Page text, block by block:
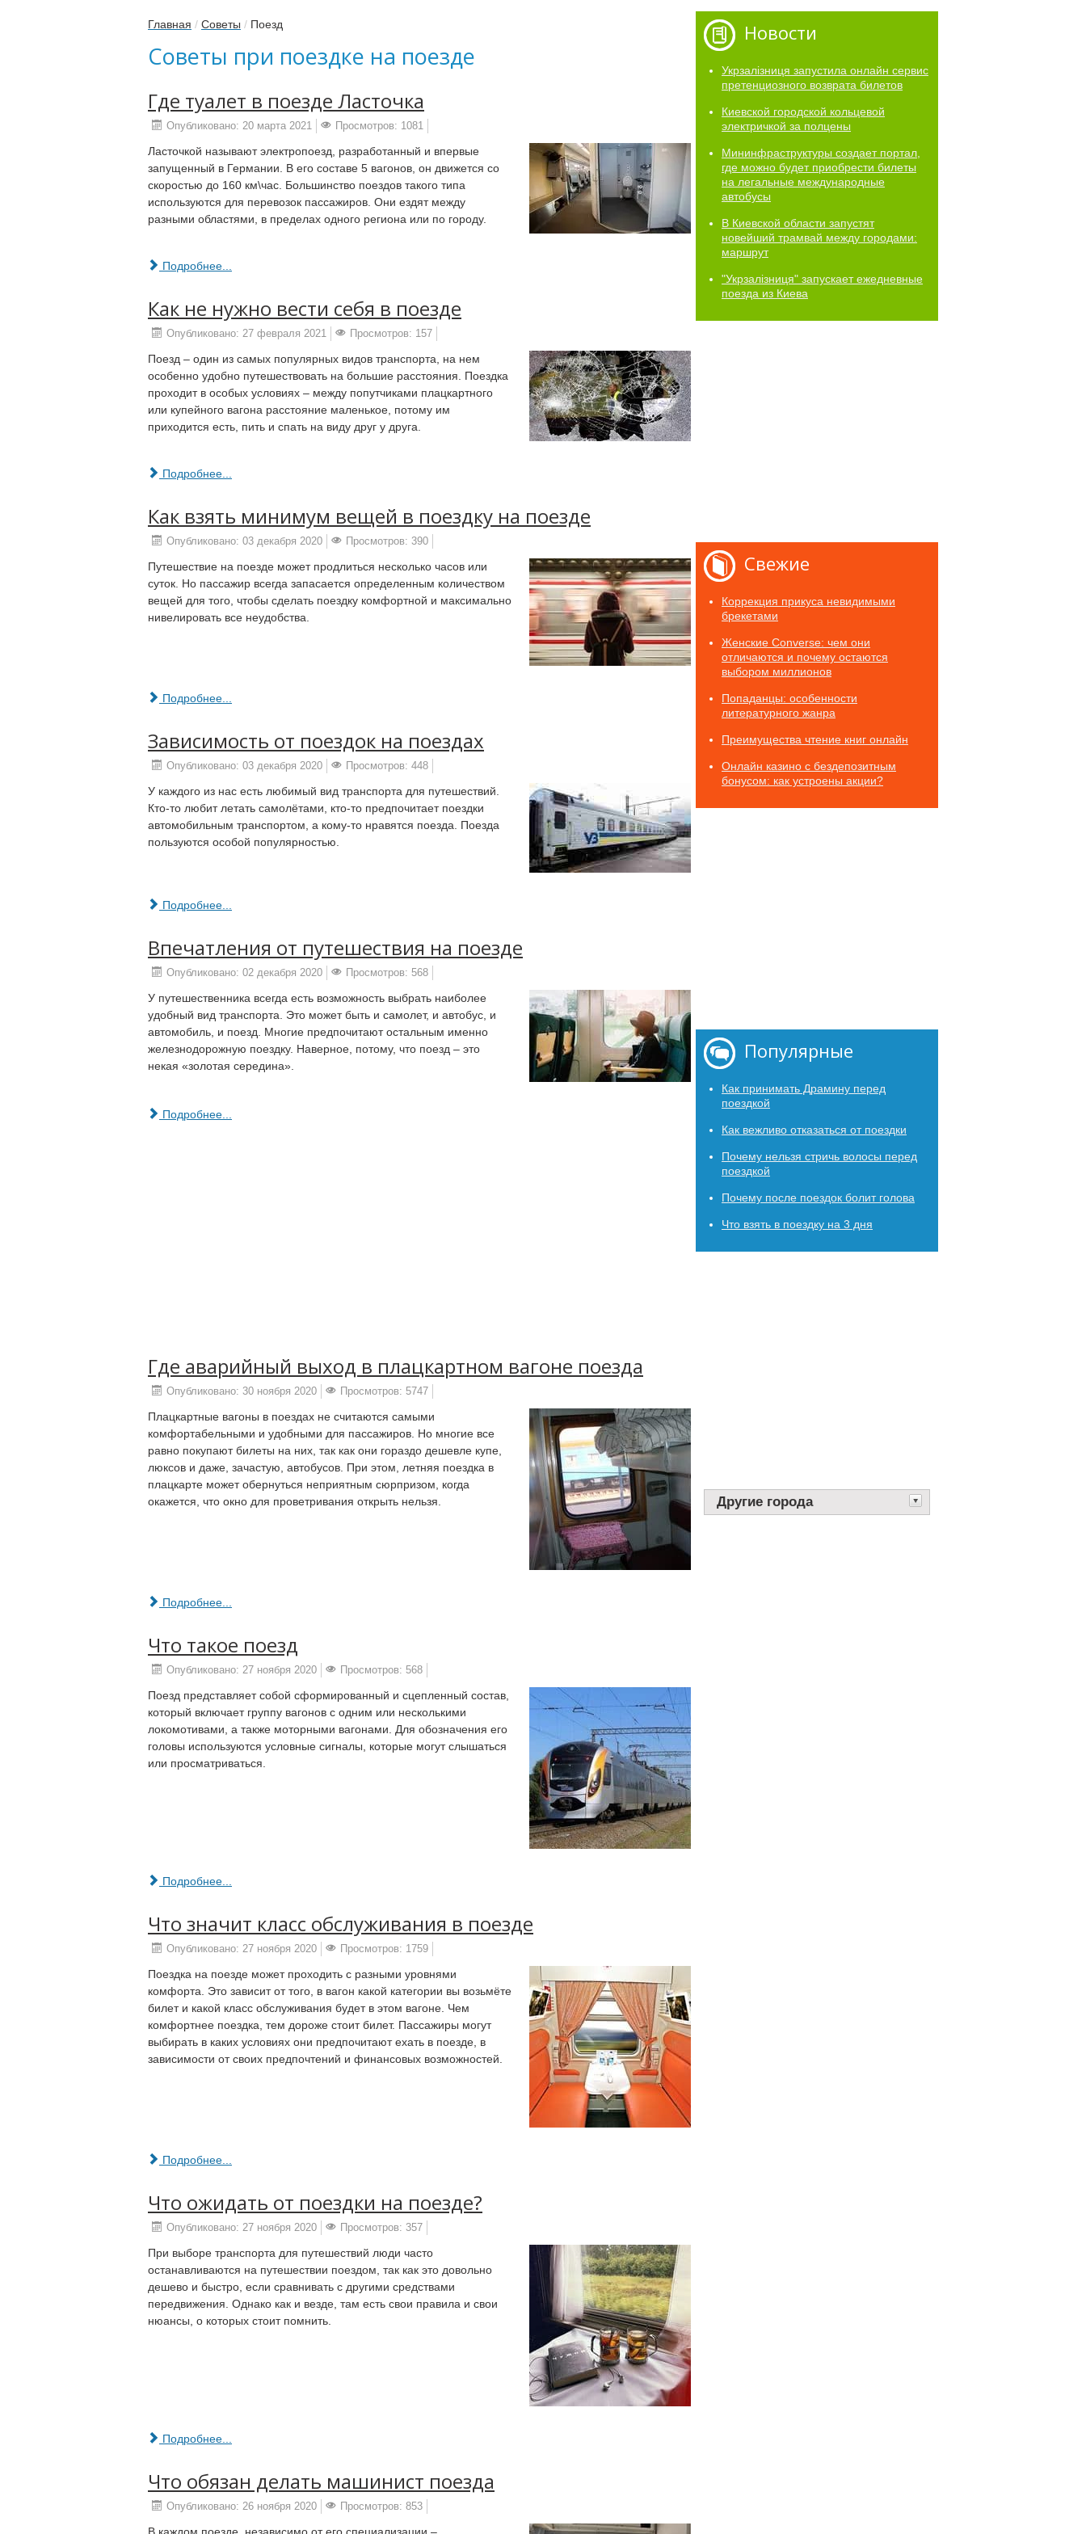
Главная / Советы / Поезд
Советы при поездке на поезде
Где туалет в поезде Ласточка
Опубликовано: 20 марта 2021 Просмотров: 1081
Ласточкой называют электропоезд, разработанный и впервые
запущенный в Германии. В его составе 5 вагонов, он движется со
скоростью до 160 км\час. Большинство поездов такого типа
используются для перевозок пассажиров. Они ездят между
разными областями, в пределах одного региона или по городу.
Подробнее...
Как не нужно вести себя в поезде
Опубликовано: 27 февраля 2021 Просмотров: 157
Поезд – один из самых популярных видов транспорта, на нем
особенно удобно путешествовать на большие расстояния. Поездка
проходит в особых условиях – между попутчиками плацкартного
или купейного вагона расстояние маленькое, потому им
приходится есть, пить и спать на виду друг у друга.
Подробнее...
Как взять минимум вещей в поездку на поезде
Опубликовано: 03 декабря 2020 Просмотров: 390
Путешествие на поезде может продлиться несколько часов или
суток. Но пассажир всегда запасается определенным количеством
вещей для того, чтобы сделать поездку комфортной и максимально
нивелировать все неудобства.
Подробнее...
Зависимость от поездок на поездах
Опубликовано: 03 декабря 2020 Просмотров: 448
У каждого из нас есть любимый вид транспорта для путешествий.
Кто-то любит летать самолётами, кто-то предпочитает поездки
автомобильным транспортом, а кому-то нравятся поезда. Поезда
пользуются особой популярностью.
Подробнее...
Впечатления от путешествия на поезде
Опубликовано: 02 декабря 2020 Просмотров: 568
У путешественника всегда есть возможность выбрать наиболее
удобный вид транспорта. Это может быть и самолет, и автобус, и
автомобиль, и поезд. Многие предпочитают остальным именно
железнодорожную поездку. Наверное, потому, что поезд – это
некая «золотая середина».
Подробнее...
Где аварийный выход в плацкартном вагоне поезда
Опубликовано: 30 ноября 2020 Просмотров: 5747
Плацкартные вагоны в поездах не считаются самыми
комфортабельными и удобными для пассажиров. Но многие все
равно покупают билеты на них, так как они гораздо дешевле купе,
люксов и даже, зачастую, автобусов. При этом, летняя поездка в
плацкарте может обернуться неприятным сюрпризом, когда
окажется, что окно для проветривания открыть нельзя.
Подробнее...
Что такое поезд
Опубликовано: 27 ноября 2020 Просмотров: 568
Поезд представляет собой сформированный и сцепленный состав,
который включает группу вагонов с одним или несколькими
локомотивами, а также моторными вагонами. Для обозначения его
головы используются условные сигналы, которые могут слышаться
или просматриваться.
Подробнее...
Что значит класс обслуживания в поезде
Опубликовано: 27 ноября 2020 Просмотров: 1759
Поездка на поезде может проходить с разными уровнями
комфорта. Это зависит от того, в вагон какой категории вы возьмёте
билет и какой класс обслуживания будет в этом вагоне. Чем
комфортнее поездка, тем дороже стоит билет. Пассажиры могут
выбирать в каких условиях они предпочитают ехать в поезде, в
зависимости от своих предпочтений и финансовых возможностей.
Подробнее...
Что ожидать от поездки на поезде?
Опубликовано: 27 ноября 2020 Просмотров: 357
При выборе транспорта для путешествий люди часто
останавливаются на путешествии поездом, так как это довольно
дешево и быстро, если сравнивать с другими средствами
передвижения. Однако как и везде, там есть свои правила и свои
нюансы, о которых стоит помнить.
Подробнее...
Что обязан делать машинист поезда
Опубликовано: 26 ноября 2020 Просмотров: 853
Новости
Укрзалізниця запустила онлайн сервис
претенциозного возврата билетов
Киевской городской кольцевой
электричкой за полцены
Мининфраструктуры создает портал,
где можно будет приобрести билеты
на легальные международные
автобусы
В Киевской области запустят
новейший трамвай между городами:
маршрут
"Укрзалізниця" запускает ежедневные
поезда из Киева
Свежие
Коррекция прикуса невидимыми
брекетами
Женские Converse: чем они
отличаются и почему остаются
выбором миллионов
Попаданцы: особенности
литературного жанра
Преимущества чтение книг онлайн
Онлайн казино с бездепозитным
бонусом: как устроены акции?
Популярные
Как принимать Драмину перед
поездкой
Как вежливо отказаться от поездки
Почему нельзя стричь волосы перед
поездкой
Почему после поездок болит голова
Что взять в поездку на 3 дня
Другие города